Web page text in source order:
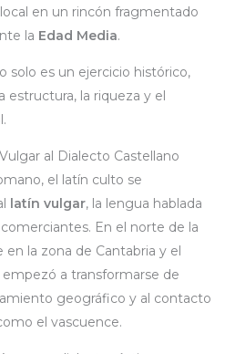
en un rincón fragmentado
la Edad Media.
solo es un ejercicio histórico,
estructura, la riqueza y el
al Dialecto Castellano
el latín culto se
latín vulgar, la lengua hablada
En el norte de la
la zona de Cantabria y el
a transformarse de
geográfico y al contacto
el vascuence.